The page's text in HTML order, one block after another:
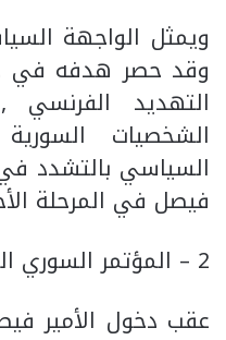
ويمثل الواجهة
وقد حصر هدفه في
التهديد
الشخصيات
السياسي بالتشدد
فيصل في المرحلة
2 – المؤتمر السوري العام :
عقب دخول الأمير